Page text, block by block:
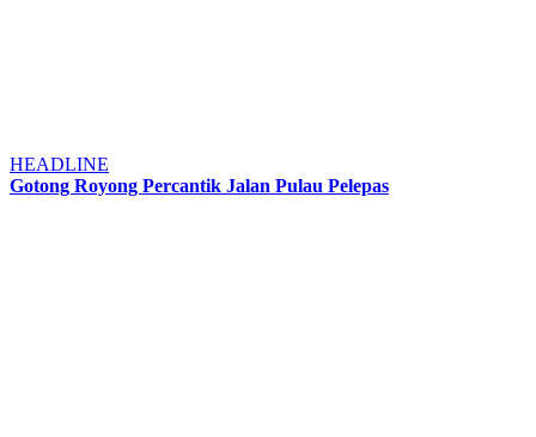
HEADLINE
Gotong Royong Percantik Jalan Pulau Pelepas